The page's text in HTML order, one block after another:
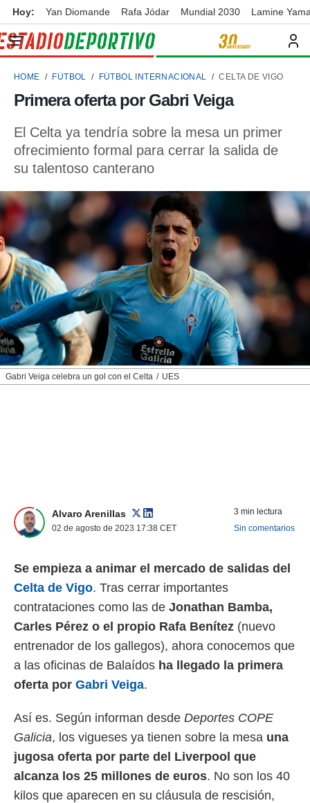
de
por
para
se
calidad.
a este
las
y
forma
digital
basada
permite
seguir
contenido
coste.
y análisis
en
perfil
y
en
más
nuestra
y
de
ACEPTAR
Y
CONTINUAR
Hoy: Yan Diomande Rafa Jódar Mundial 2030 Lamine
HOME FÚTBOL FÚTBOL INTERNACIONAL CELTA DE VIGO
Primera oferta por Gabri Veiga
El Celta ya tendría sobre la mesa un primer
ofrecimiento formal para cerrar la salida de
su talentoso canterano
Gabri Veiga celebra un gol con el Celta UES
Alvaro Arenillas
02 de agosto de 2023 17:38 CET
3 min lectura
Sin comentarios
Se empieza a animar el mercado de salidas del
Celta de Vigo. Tras cerrar importantes
contrataciones como las de Jonathan Bamba,
Carles Pérez o el propio Rafa Benítez (nuevo
entrenador de los gallegos), ahora conocemos que
a las oficinas de Balaídos ha llegado la primera
oferta por Gabri Veiga.
Así es. Según informan desde Deportes COPE
Galicia, los vigueses ya tienen sobre la mesa una
jugosa oferta por parte del Liverpool que
alcanza los 25 millones de euros. No son los 40
kilos que aparecen en su cláusula de rescisión,